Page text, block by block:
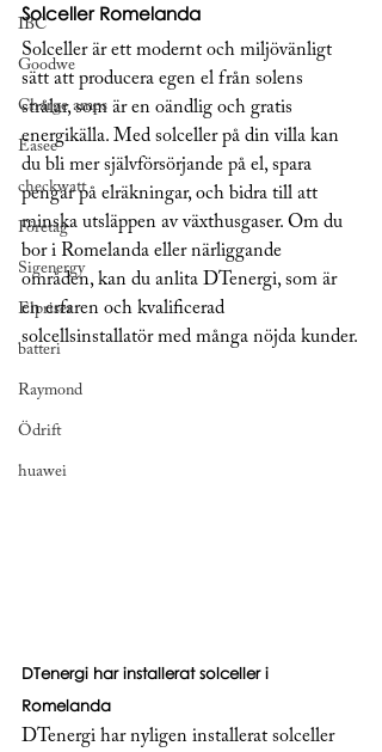
IBC
Goodwe
Charge amps
Easee
checkwatt
Företag
Sigenergy
Elpriser
batteri
Raymond
Ödrift
huawei
Solceller Romelanda
Solceller är ett modernt och miljövänligt
sätt att producera egen el från solens
strålar, som är en oändlig och gratis
energikälla. Med solceller på din villa kan
du bli mer självförsörjande på el, spara
pengar på elräkningar, och bidra till att
minska utsläppen av växthusgaser. Om du
bor i Romelanda eller närliggande
områden, kan du anlita DTenergi, som är
en erfaren och kvalificerad
solcellsinstallatör med många nöjda kunder.
DTenergi har installerat solceller i
Romelanda
DTenergi har nyligen installerat solceller